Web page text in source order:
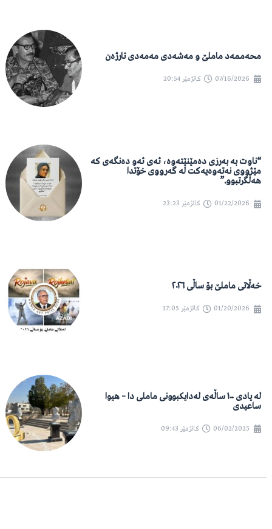
محەممەد ماملێ و مەشەدی مەمەدی تارژەن
07/16/2026 کاتژمێر 20:54
“ناوت بە بەرزی دەمێنێتەوە، ئەی ئەو دەنگەی کە
مێژووی نەتەوەیەکت لە گەرووی خۆتدا
هەڵگرتبوو.”
01/22/2026 کاتژمێر 23:23
خەڵاتی ماملێ بۆ ساڵی ٢٠٢٦
01/20/2026 کاتژمێر 17:05
لە یادی ١٠٠ ساڵەی لەدایکبوونی ماملی دا – هیوا
ساعیدی
06/02/2025 کاتژمێر 09:43